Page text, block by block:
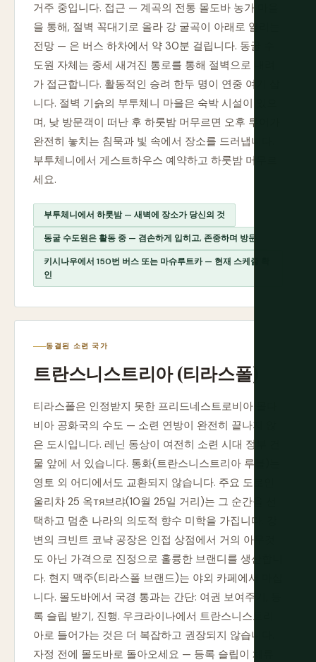
거주 중입니다. 접근 — 계곡의 전통 몰도바 농가 마을
을 통해, 절벽 꼭대기로 올라 강 굴곡이 아래로 열리는
전망 — 은 버스 하차에서 약 30분 걸립니다. 동굴 수
도원 자체는 중세 새겨진 통로를 통해 절벽으로 내려
가 접근합니다. 활동적인 승려 한두 명이 연중 여기 삽
니다. 절벽 기슭의 부투체니 마을은 숙박 시설이 있으
며, 낮 방문객이 떠난 후 하룻밤 머무르면 오후 투어가
완전히 놓치는 침묵과 빛 속에서 장소를 드러냅니다.
부투체니에서 게스트하우스 예약하고 하룻밤 머무르
세요.
부투체니에서 하룻밤 — 새벽에 장소가 당신의 것
동굴 수도원은 활동 중 — 겸손하게 입히고, 존중하며 방문
키시나우에서 150번 버스 또는 마슈루트카 — 현재 스케줄 확
인
동결된 소련 국가
트란스니스트리아 (티라스폴)
티라스폴은 인정받지 못한 프리드네스트로비아 몰다
비아 공화국의 수도 — 소련 연방이 완전히 끝나지 않
은 도시입니다. 레닌 동상이 여전히 소련 시대 정부 건
물 앞에 서 있습니다. 통화(트란스니스트리아 루블)는
영토 외 어디에서도 교환되지 않습니다. 주요 도로인
울리차 25 옥тя브랴(10월 25일 거리)는 그 순간을 선
택하고 멈춘 나라의 의도적 향수 미학을 가집니다. 강
변의 크빈트 코냑 공장은 인접 상점에서 거의 아무것
도 아닌 가격으로 진정으로 훌륭한 브랜디를 생산합니
다. 현지 맥주(티라스폴 브랜드)는 야외 카페에서 마십
니다. 몰도바에서 국경 통과는 간단: 여권 보여주기, 등
록 슬립 받기, 진행. 우크라이나에서 트란스니스트리
아로 들어가는 것은 더 복잡하고 권장되지 않습니다.
자정 전에 몰도바로 돌아오세요 — 등록 슬립이 체류